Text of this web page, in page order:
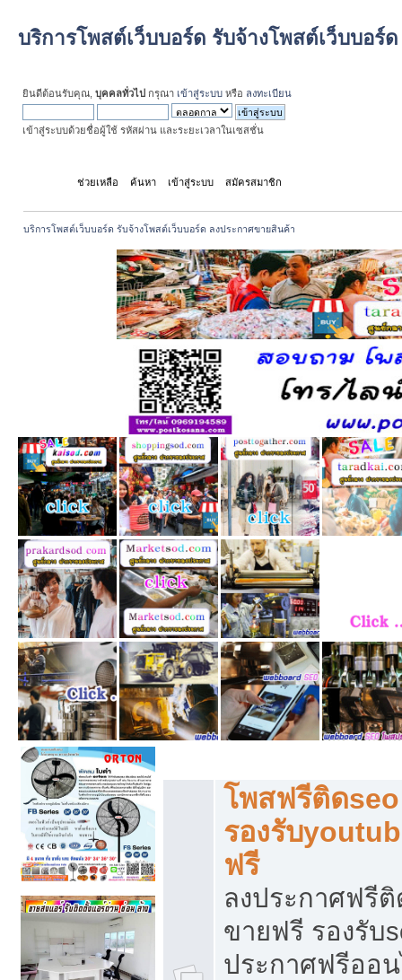
บริการโพสต์เว็บบอร์ด รับจ้างโพสต์เว็บบอร์
ยินดีต้อนรับคุณ, บุคคลทั่วไป กรุณา เข้าสู่ระบบ หรือ ลงทะเบียน
เข้าสู่ระบบด้วยชื่อผู้ใช้ รหัสผ่าน และระยะเวลาในเซสชั่น
ช่วยเหลือ ค้นหา เข้าสู่ระบบ สมัครสมาชิก
บริการโพสต์เว็บบอร์ด รับจ้างโพสต์เว็บบอร์ด ลงประกาศขายสินค้า
โพสฟรีติด
รองรับ
ฟรี
ลงประกาศฟรีติ
ขายฟรี รองรับ
ประกาศฟรีออ